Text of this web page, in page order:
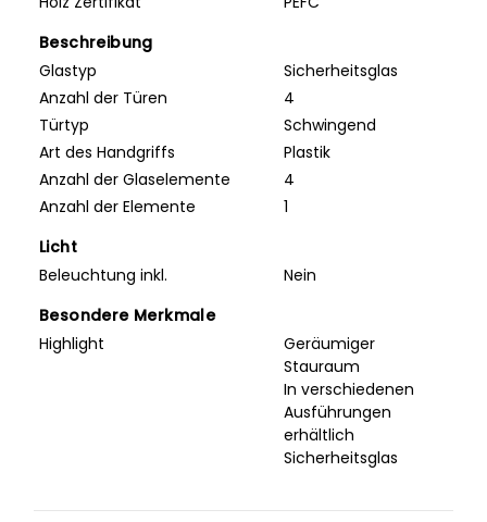
Beschreibung
Glastyp
Sicherheitsglas
Anzahl der Türen
4
Türtyp
Schwingend
Art des Handgriffs
Plastik
Anzahl der Glaselemente
4
Anzahl der Elemente
1
Licht
Beleuchtung inkl.
Nein
Besondere Merkmale
Highlight
Geräumiger
Stauraum
In verschiedenen
Ausführungen
erhältlich
Sicherheitsglas